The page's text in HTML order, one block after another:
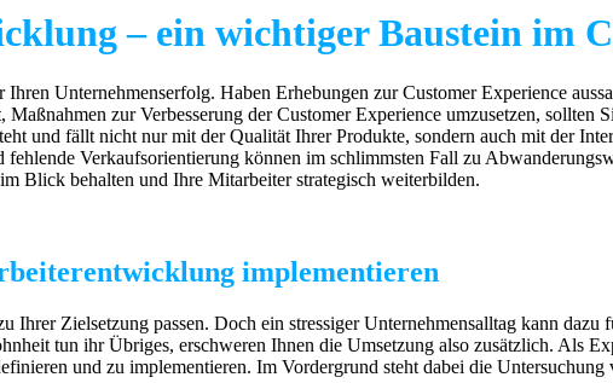
– ein wichtiger Baustein im
Unternehmenserfolg. Haben Erhebungen zur Customer Experience
Maßnahmen zur Verbesserung der Customer Experience umzusetzen,
und fällt nicht nur mit der Qualität Ihrer Produkte, sondern auch mit der
fehlende Verkaufsorientierung können im schlimmsten Fall zu
Blick behalten und Ihre Mitarbeiter strategisch weiterbilden.
implementieren
Ihrer Zielsetzung passen. Doch ein stressiger Unternehmensalltag kann
tun ihr Übriges, erschweren Ihnen die Umsetzung also zusätzlich. Als
und zu implementieren. Im Vordergrund steht dabei die